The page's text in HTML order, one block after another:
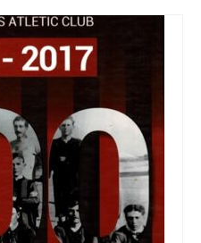
$35,000.00.$30,000.00.